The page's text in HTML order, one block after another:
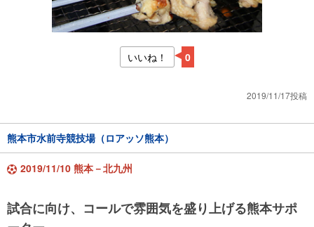
いいね！ 0
2019/11/17投稿
熊本市水前寺競技場（ロアッソ熊本）
2019/11/10 熊本－北九州
試合に向け、コールで雰囲気を盛り上げる熊本サポ